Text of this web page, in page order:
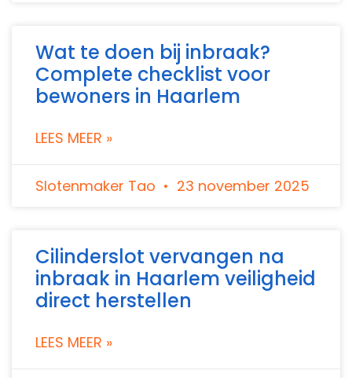
Wat te doen bij inbraak?
Complete checklist voor
bewoners in Haarlem
LEES MEER »
Slotenmaker Tao 23 november 2025
Cilinderslot vervangen na
inbraak in Haarlem veiligheid
direct herstellen
LEES MEER »